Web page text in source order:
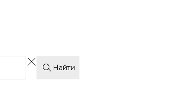
Найти